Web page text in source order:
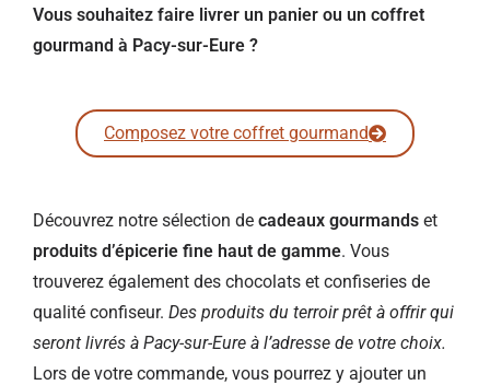
Vous souhaitez faire livrer un panier ou un coffret
gourmand à Pacy-sur-Eure ?
Composez votre coffret gourmand
Découvrez notre sélection de cadeaux gourmands et
produits d’épicerie fine haut de gamme. Vous
trouverez également des chocolats et confiseries de
qualité confiseur. Des produits du terroir prêt à offrir qui
seront livrés à Pacy-sur-Eure à l’adresse de votre choix.
Lors de votre commande, vous pourrez y ajouter un